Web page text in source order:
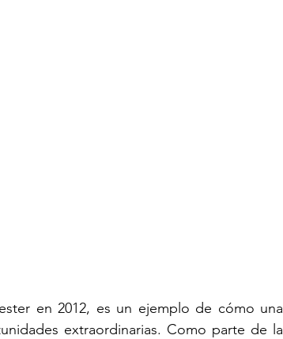
en 2012, es un ejemplo de cómo una
extraordinarias. Como parte de la